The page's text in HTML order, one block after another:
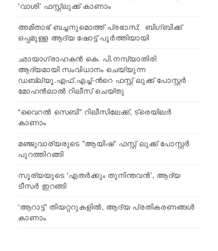
‘വാശി’ ഫസ്റ്റ്ലുക്ക് കാണാം
അമിതാഭ് ബച്ചനുമൊത്ത് പ്രഭാസ്; ബിഗ്ബിക്ക്
ഒപ്പമുള്ള ആദ്യ ഷോട്ട് പൂര്‍ത്തിയായി
ഛായാഗ്രാഹകൻ കെ. പി.നമ്പ്യാതിരി
ആദ്യമായി സംവിധാനം ചെയ്യുന്ന
ഡബ്ല്യൂ.എഫ്.എച്ച്-ന്‍റെ ഫസ്റ്റ് ലുക്ക് പോസ്റ്റർ
മോഹൻലാൽ റിലീസ് ചെയ്തു
“വൈറൽ സെബി” റിലീസിലേക്ക്, ട്രെയിലര്‍
കാണാം
മഞ്ജുവാര്യരുടെ ”ആയിഷ” ഫസ്റ്റ് ലുക്ക് പോസ്റ്റർ
പുറത്തിറങ്ങി
സൂര്യയുടെ ‘എതര്‍ക്കും തുനിന്തവന്‍’, ആദ്യ
ടീസര്‍ ഇറങ്ങി
‘ആറാട്ട്’ തിയറ്ററുകളില്‍, ആദ്യ പ്രതികരണങ്ങള്‍
കാണാം